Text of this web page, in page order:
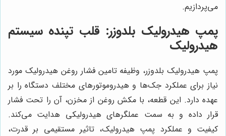
می‌پردازیم.
پمپ هیدرولیک بلدوزر: قلب تپنده سیستم
هیدرولیک
پمپ هیدرولیک بلدوزر، وظیفه تامین فشار روغن هیدرولیک مورد
نیاز برای عملکرد جک‌ها و هیدروموتورهای مختلف دستگاه را بر
عهده دارد. این قطعه، با مکش روغن از مخزن، آن را تحت فشار
قرار داده و به سمت عملگرهای هیدرولیکی هدایت می‌کند.
کیفیت و عملکرد پمپ هیدرولیک، تاثیر مستقیمی بر قدرت،